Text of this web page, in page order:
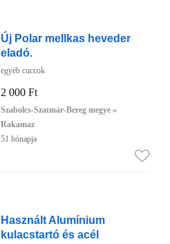
Új Polar mellkas heveder
eladó.
egyéb cuccok
2 000 Ft
Szabolcs-Szatmár-Bereg megye »
Rakamaz
51 hónapja
Használt Alumínium
kulacstartó és acél